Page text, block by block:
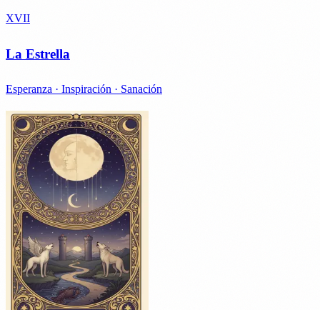
XVII
La Estrella
Esperanza · Inspiración · Sanación